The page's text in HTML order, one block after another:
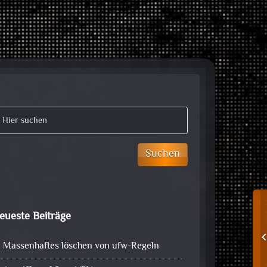
Suchen
Beiträge
Massenhaftes löschen von ufw-Regeln